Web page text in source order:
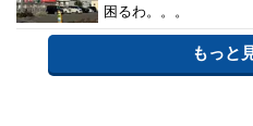
困るわ。。。
もっと